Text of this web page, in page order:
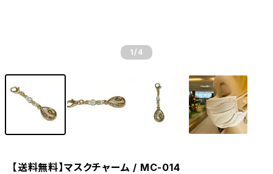
1 /4
【送料無料】マスクチャーム / MC-014